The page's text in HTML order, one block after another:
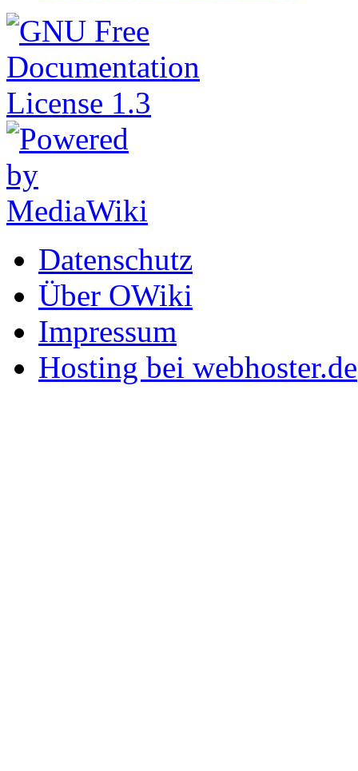
Datenschutz
Über OWiki
Impressum
Hosting bei webhoster.de